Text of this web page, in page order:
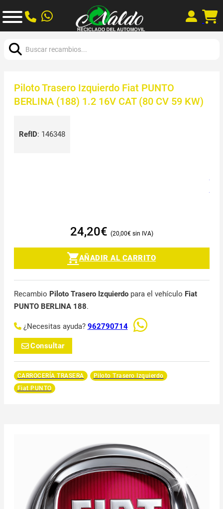
Piloto Trasero Izquierdo Fiat PUNTO
BERLINA (188) 1.2 16V CAT (80 CV 59 KW)
RefID: 146348
24,20€ 20,00€
AÑADIR AL CARRITO
Recambio Piloto Trasero Izquierdopara el vehículo Fiat
PUNTO BERLINA 188.
¿Necesitas ayuda? 962790714
Consultar
CARROCERÍA TRASERA
Piloto Trasero Izquierdo
Fiat PUNTO